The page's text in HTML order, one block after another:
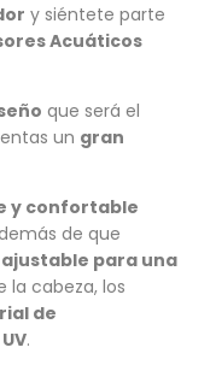
y siéntete parte
Acuáticos
que será el
un gran
y confortable
de que
para una
la cabeza, los
de
.